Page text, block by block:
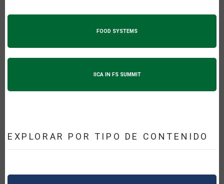
FOOD SYSTEMS
IICA IN FS SUMMIT
EXPLORAR POR TIPO DE CONTENIDO